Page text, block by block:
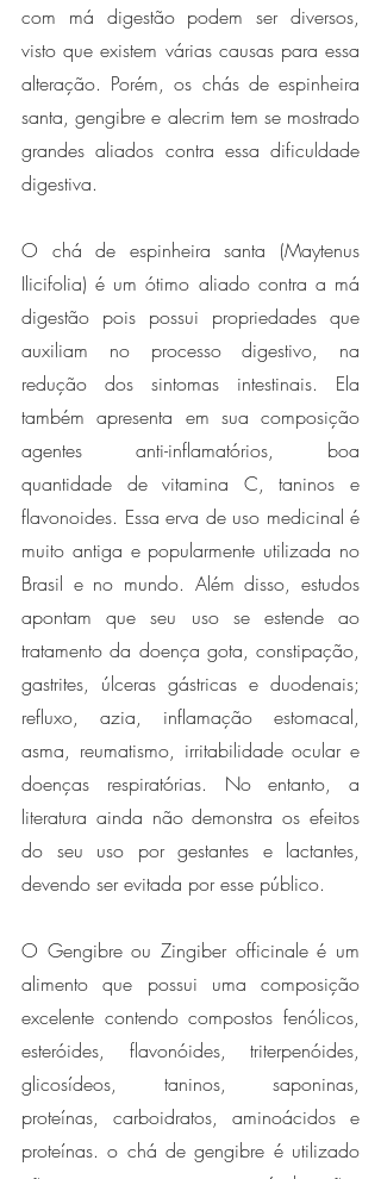
com má digestão podem ser diversos,
visto que existem várias causas para essa
alteração. Porém, os chás de espinheira
santa, gengibre e alecrim tem se mostrado
grandes aliados contra essa dificuldade
digestiva.
O chá de espinheira santa (Maytenus
Ilicifolia) é um ótimo aliado contra a má
digestão pois possui propriedades que
auxiliam no processo digestivo, na
redução dos sintomas intestinais. Ela
também apresenta em sua composição
agentes anti-inflamatórios, boa
quantidade de vitamina C, taninos e
flavonoides. Essa erva de uso medicinal é
muito antiga e popularmente utilizada no
Brasil e no mundo. Além disso, estudos
apontam que seu uso se estende ao
tratamento da doença gota, constipação,
gastrites, úlceras gástricas e duodenais;
refluxo, azia, inflamação estomacal,
asma, reumatismo, irritabilidade ocular e
doenças respiratórias. No entanto, a
literatura ainda não demonstra os efeitos
do seu uso por gestantes e lactantes,
devendo ser evitada por esse público.
O Gengibre ou Zingiber officinale é um
alimento que possui uma composição
excelente contendo compostos fenólicos,
esteróides, flavonóides, triterpenóides,
glicosídeos, taninos, saponinas,
proteínas, carboidratos, aminoácidos e
proteínas. o chá de gengibre é utilizado